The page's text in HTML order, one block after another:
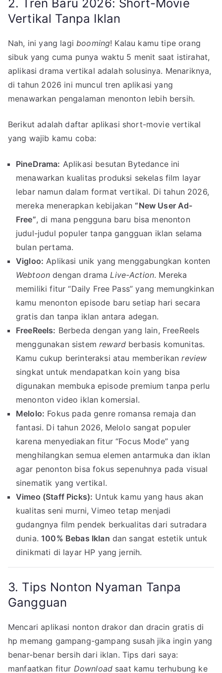
2. Tren Baru 2026: Short-Movie
Vertikal Tanpa Iklan
Nah, ini yang lagi booming! Kalau kamu tipe orang
sibuk yang cuma punya waktu 5 menit saat istirahat,
aplikasi drama vertikal adalah solusinya. Menariknya,
di tahun 2026 ini muncul tren aplikasi yang
menawarkan pengalaman menonton lebih bersih.
Berikut adalah daftar aplikasi short-movie vertikal
yang wajib kamu coba:
PineDrama: Aplikasi besutan Bytedance ini
menawarkan kualitas produksi sekelas film layar
lebar namun dalam format vertikal. Di tahun 2026,
mereka menerapkan kebijakan“New User Ad-
Free”, di mana pengguna baru bisa menonton
judul-judul populer tanpa gangguan iklan selama
bulan pertama.
Vigloo: Aplikasi unik yang menggabungkan konten
Webtoon dengan drama Live-Action. Mereka
memiliki fitur “Daily Free Pass” yang memungkinkan
kamu menonton episode baru setiap hari secara
gratis dan tanpa iklan antara adegan.
FreeReels: Berbeda dengan yang lain, FreeReels
menggunakan sistemreward berbasis komunitas.
Kamu cukup berinteraksi atau memberikanreview
singkat untuk mendapatkan koin yang bisa
digunakan membuka episode premium tanpa perlu
menonton video iklan komersial.
Melolo: Fokus pada genre romansa remaja dan
fantasi. Di tahun 2026, Melolo sangat populer
karena menyediakan fitur “Focus Mode” yang
menghilangkan semua elemen antarmuka dan iklan
agar penonton bisa fokus sepenuhnya pada visual
sinematik yang vertikal.
Vimeo (Staff Picks): Untuk kamu yang haus akan
kualitas seni murni, Vimeo tetap menjadi
gudangnya film pendek berkualitas dari sutradara
dunia.100% Bebas Iklan dan sangat estetik untuk
dinikmati di layar HP yang jernih.
3. Tips Nonton Nyaman Tanpa
Gangguan
Mencari aplikasi nonton drakor dan dracin gratis di
hp memang gampang-gampang susah jika ingin yang
benar-benar bersih dari iklan. Tips dari saya:
manfaatkan fitur Download saat kamu terhubung ke